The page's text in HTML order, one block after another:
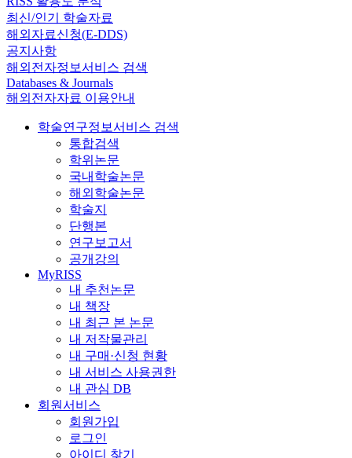
최신/인기 학술자료
해외자료신청(E-DDS)
공지사항
해외전자정보서비스 검색
Databases & Journals
해외전자자료 이용안내
학술연구정보서비스 검색
통합검색
학위논문
국내학술논문
해외학술논문
학술지
단행본
연구보고서
공개강의
MyRISS
내 추천논문
내 책장
내 최근 본 논문
내 저작물관리
내 구매·신청 현황
내 서비스 사용권한
내 관심 DB
회원서비스
회원가입
로그인
아이디 찾기